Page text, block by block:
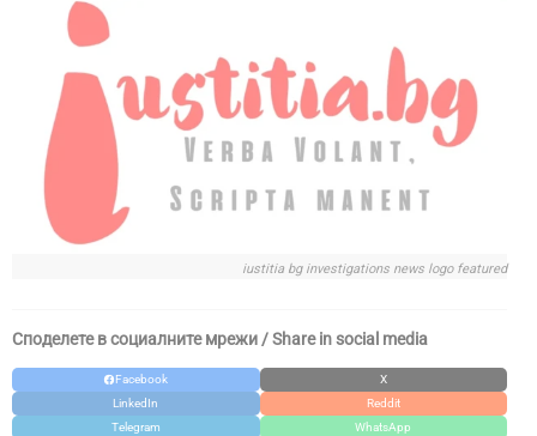
iustitia bg investigations news logo featured
Споделете в социалните мрежи / Share in social media
Facebook
X
LinkedIn
Reddit
Telegram
WhatsApp